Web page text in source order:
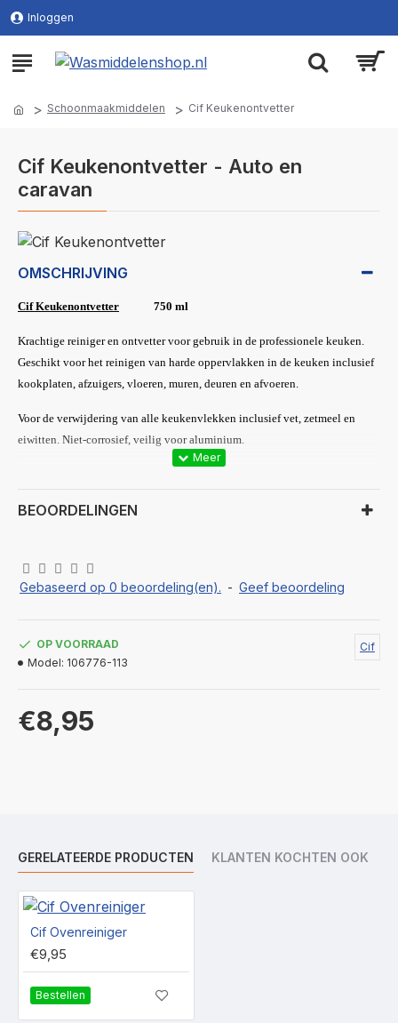
Inloggen
Schoonmaakmiddelen Cif Keukenontvetter
Cif Keukenontvetter - Auto en
caravan
OMSCHRIJVING
Cif Keukenontvetter 750 ml
Krachtige reiniger en ontvetter voor gebruik in de professionele keuken.
Geschikt voor het reinigen van harde oppervlakken in de keuken inclusief
kookplaten, afzuigers, vloeren, muren, deuren en afvoeren.
Voor de verwijdering van alle keukenvlekken inclusief vet, zetmeel en
eiwitten. Niet-corrosief, veilig voor aluminium.
BEOORDELINGEN
Gebaseerd op 0 beoordeling(en). - Geef beoordeling
€8,95
OP VOORRAAD
Model: 106776-113
Cif
GERELATEERDE PRODUCTEN KLANTEN KOCHTEN OOK
Cif Ovenreiniger
€9,95
Bestellen